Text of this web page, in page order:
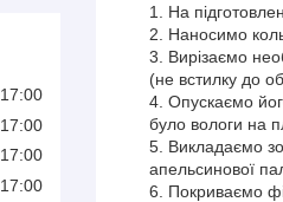
На
Наносимо
Вирізаємо
(не встилку до
Опускаємо
було вологи на
Викладаємо
апельсинової
Покриваємо
17:00
17:00
17:00
17:00